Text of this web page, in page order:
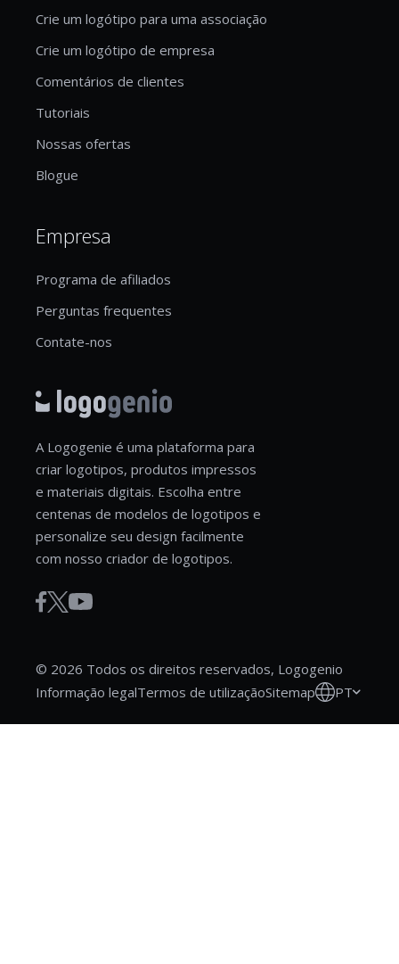
Crie um logótipo para uma associação
Crie um logótipo de empresa
Comentários de clientes
Tutoriais
Nossas ofertas
Blogue
Empresa
Programa de afiliados
Perguntas frequentes
Contate-nos
A Logogenie é uma plataforma para
criar logotipos, produtos impressos
e materiais digitais. Escolha entre
centenas de modelos de logotipos e
personalize seu design facilmente
com nosso criador de logotipos.
© 2026 Todos os direitos reservados, Logogenio
Informação legalTermos de utilizaçãoSitemap PT